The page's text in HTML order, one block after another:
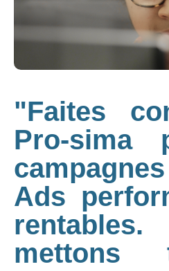
"Faites
Pro-sima
Ads
mettons